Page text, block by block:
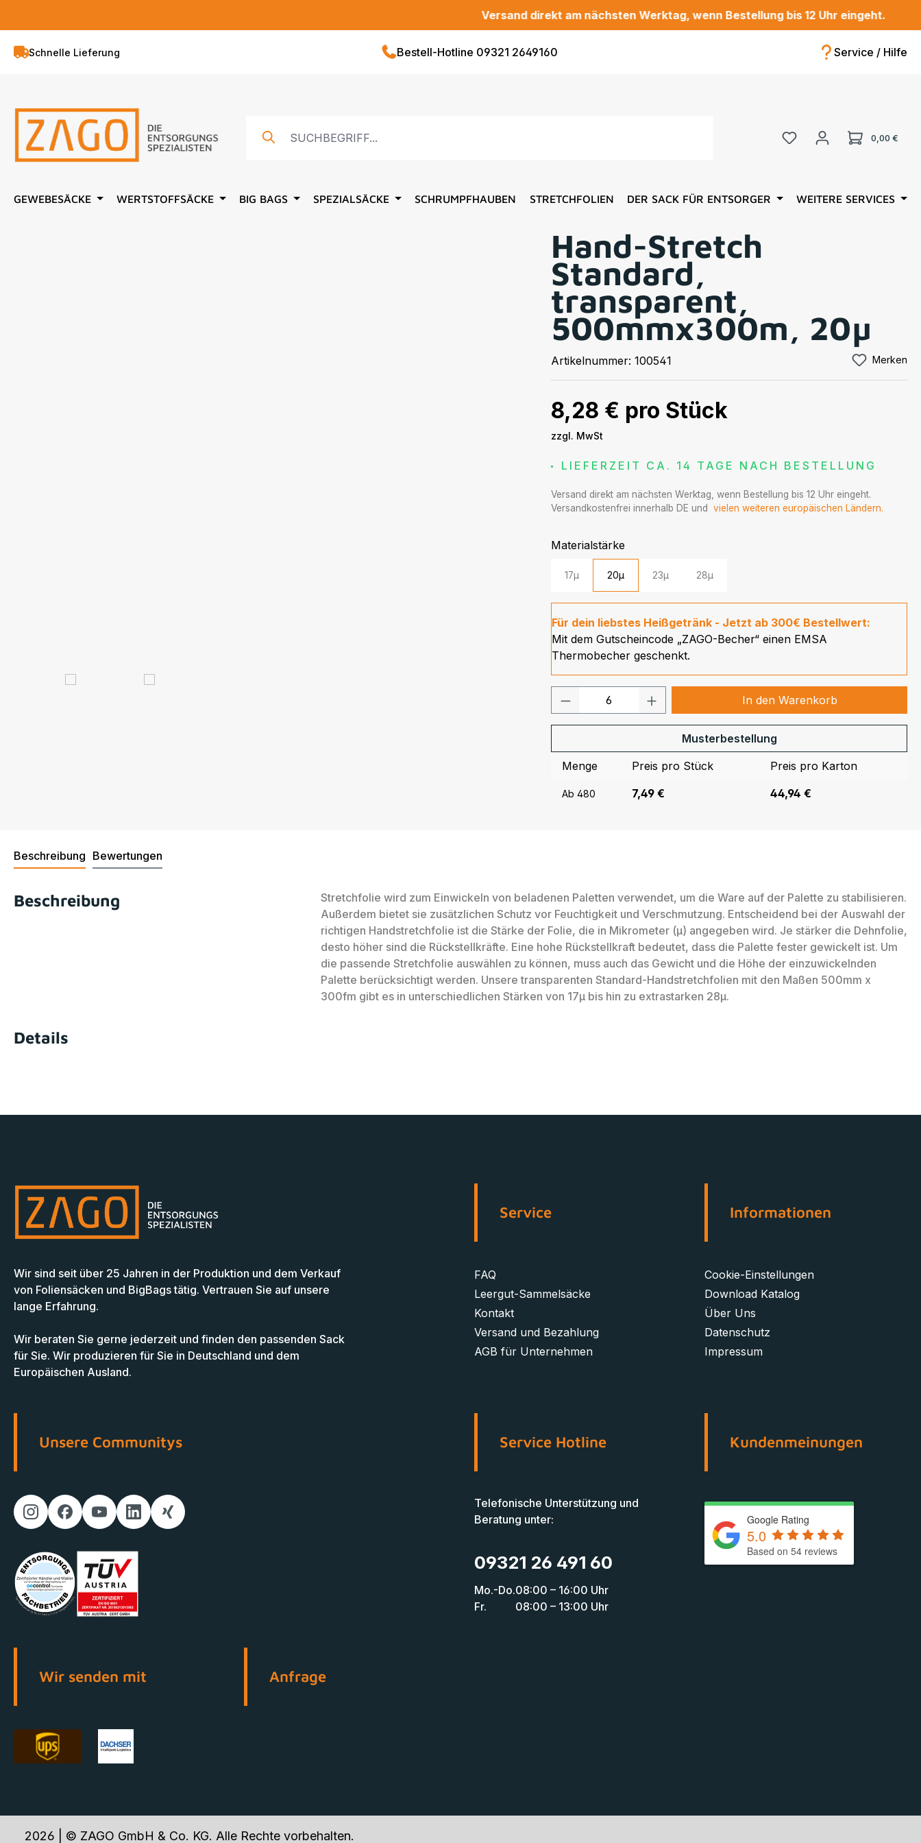
Versand direkt am nächsten Werktag, wenn Bestellung bis 12 Uhr eingeht.
Schnelle Lieferung Bestell-Hotline 09321 2649160 Service / Hilfe
Du hast 0 Produkte
0,00 €
GEWEBESÄCKE WERTSTOFFSÄCKE BIG BAGS SPEZIALSÄCKE SCHRUMPFHAUBEN STRETCHFOLIEN DER SACK FÜR ENTSORGER WEITERE SERVICES
Hand-Stretch
Standard,
transparent,
500mmx300m, 20µ
Artikelnummer: 100541 Merken
8,28 € pro Stück
zzgl. MwSt
LIEFERZEIT CA. 14 TAGE NACH BESTELLUNG
Versand direkt am nächsten Werktag, wenn Bestellung bis 12 Uhr eingeht.
Versandkostenfrei innerhalb DE und vielen weiteren europäischen Ländern.
Materialstärkeauswählen
17µ 20µ 23µ 28µ
Für dein liebstes Heißgetränk - Jetzt ab 300€ Bestellwert:
Mit dem Gutscheincode „ZAGO-Becher“ einen EMSA
Thermobecher geschenkt.
Produkt Anzahl: Gib den gewünschten Wert
In den Warenkorb
Musterbestellung
Menge
Preis pro Stück Preis pro Karton
Ab 480 7,49 € 44,94 €
Beschreibung Bewertungen
Beschreibung
Stretchfolie wird zum Einwickeln von beladenen Paletten verwendet, um die Ware auf der Palette zu stabilisieren.
Außerdem bietet sie zusätzlichen Schutz vor Feuchtigkeit und Verschmutzung. Entscheidend bei der Auswahl der
richtigen Handstretchfolie ist die Stärke der Folie, die in Mikrometer (µ) angegeben wird. Je stärker die Dehnfolie,
desto höher sind die Rückstellkräfte. Eine hohe Rückstellkraft bedeutet, dass die Palette fester gewickelt ist. Um
die passende Stretchfolie auswählen zu können, muss auch das Gewicht und die Höhe der einzuwickelnden
Palette berücksichtigt werden. Unsere transparenten Standard-Handstretchfolien mit den Maßen 500mm x
300fm gibt es in unterschiedlichen Stärken von 17µ bis hin zu extrastarken 28µ.
Details
Wir sind seit über 25 Jahren in der Produktion und dem Verkauf
von Foliensäcken und BigBags tätig. Vertrauen Sie auf unsere
lange Erfahrung.
Wir beraten Sie gerne jederzeit und finden den passenden Sack
für Sie. Wir produzieren für Sie in Deutschland und dem
Europäischen Ausland.
Service
FAQ
Leergut-Sammelsäcke
Kontakt
Versand und Bezahlung
AGB für Unternehmen
Informationen
Cookie-Einstellungen
Download Katalog
Über Uns
Datenschutz
Impressum
Unsere Communitys Service Hotline
Telefonische Unterstützung und
Beratung unter:
09321 26 491 60
Mo.-Do.
Fr.
08:00 – 16:00 Uhr
08:00 – 13:00 Uhr
Kundenmeinungen
Google Rating
5.0
Based on 54 reviews
Wir senden mit Anfrage
2026 | © ZAGO GmbH & Co. KG. Alle Rechte vorbehalten.